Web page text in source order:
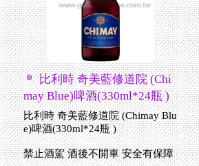
比利時 奇美藍修道院 (Chi
may Blue)啤酒(330ml*24瓶 )
比利時 奇美藍修道院 (Chimay Blu
e)啤酒(330ml*24瓶 )
禁止酒駕 酒後不開車 安全有保障